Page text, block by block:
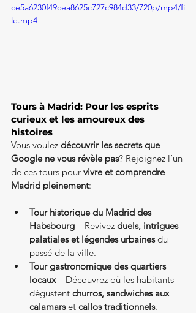
ce5a6230f49cea8625c727c984d33/720p/mp4/fi
le.mp4
Tours à Madrid: Pour les esprits
curieux et les amoureux des
Vous voulez découvrir les secrets que
Google ne vous révèle pas? Rejoignez l’un
de ces tours pour vivre et comprendre
Madrid pleinement:
Tour historique du Madrid des
Habsbourg – Revivez duels, intrigues
palatiales et légendes urbaines du
passé de la ville.
Tour gastronomique des quartiers
locaux – Découvrez où les habitants
dégustent churros, sandwiches aux
calamars et callos traditionnels.